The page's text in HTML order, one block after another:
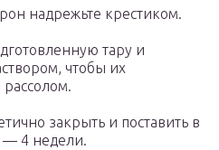
надрежьте крестиком.
тару и
чтобы их
закрыть и поставить в
— 4 недели.